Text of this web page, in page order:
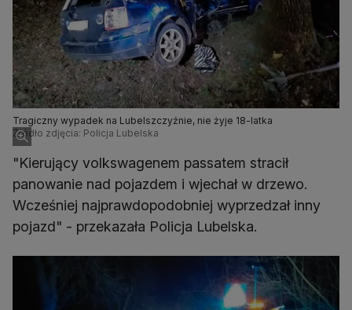
Tragiczny wypadek na Lubelszczyźnie, nie żyje 18-latka
Źródło zdjęcia: Policja Lubelska
"Kierujący volkswagenem passatem stracił
panowanie nad pojazdem i wjechał w drzewo.
Wcześniej najprawdopodobniej wyprzedzał inny
pojazd" - przekazała Policja Lubelska.